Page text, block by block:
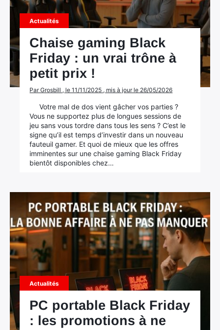
Actualités
Chaise gaming Black
Friday : un vrai trône à
petit prix !
Par Grosbill , le 11/11/2025 , mis à jour le 26/05/2026
Votre mal de dos vient gâcher vos parties ?
Vous ne supportez plus de longues sessions de
jeu sans vous tordre dans tous les sens ? C’est le
signe qu’il est temps d’investir dans un nouveau
fauteuil gamer. Et quoi de mieux que les offres
imminentes sur une chaise gaming Black Friday
bientôt disponibles chez…
Actualités
PC portable Black Friday
: les promotions à ne
Mac